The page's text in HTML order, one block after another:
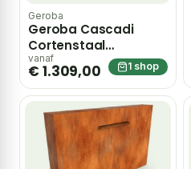
Geroba
Geroba Cascadi
Cortenstaal
Watervalelement
naast vijver 1000 x
250 x 1600 mm – bruin
vanaf
€ 1.309,00 1 shop